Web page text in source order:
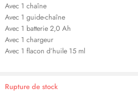
Avec 1 chaîne
Avec 1 guide-chaîne
Avec 1 batterie 2,0 Ah
Avec 1 chargeur
Avec 1 flacon d’huile 15 ml
Rupture de stock